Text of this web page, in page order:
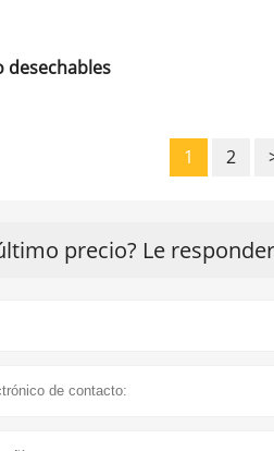
desechables
1 2
precio? Le